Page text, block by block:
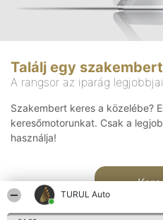
TURUL Auto
Találj egy szakembert
A rangsor az iparág
Szakembert keres a közelébe?
keresőmotorunkat. Csak a
használja!